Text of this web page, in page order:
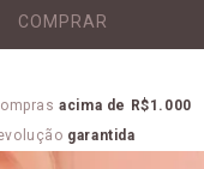
COMPRAR
acima de R$1.000
garantida